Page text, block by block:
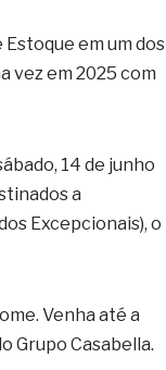
em um dos
vez em 2025 com
14 de junho
a
Excepcionais), o
Venha até a
Grupo Casabella.